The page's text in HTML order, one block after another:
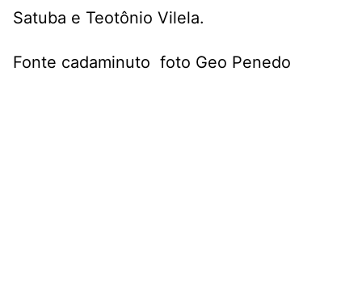
Satuba e Teotônio Vilela.
Fonte cadaminuto foto Geo Penedo